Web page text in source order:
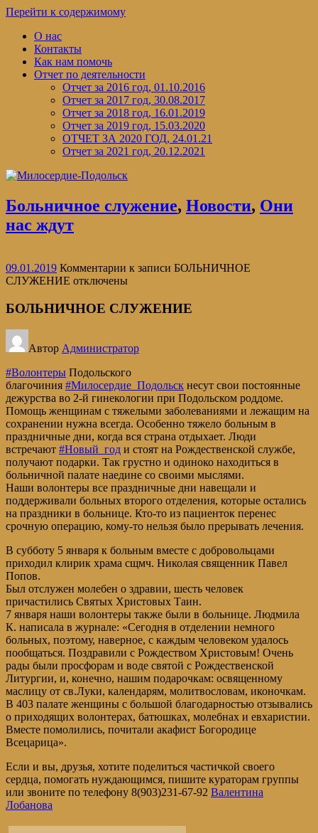
Перейти к содержимому
О нас
Контакты
Как нам помочь
Отчет по деятельности
Отчет за 2016 год, 01.10.2016
Отчет за 2017 год, 30.08.2017
Отчет за 2018 год, 16.01.2019
Отчет за 2019 год, 15.03.2020
ОТЧЕТ ЗА 2020 ГОД, 24.01.21
Отчет за 2021 год, 20.12.2021
Больничное служение, Новости, Они
нас ждут
09.01.2019 Комментарии к записи БОЛЬНИЧНОЕ
СЛУЖЕНИЕ отключены
БОЛЬНИЧНОЕ СЛУЖЕНИЕ
Автор Администратор
#Волонтеры Подольского
благочиния #Милосердие_Подольск несут свои постоянные
дежурства во 2-й гинекологии при Подольском роддоме.
Помощь женщинам с тяжелыми заболеваниями и лежащим на
сохранении нужна всегда. Особенно тяжело больным в
праздничные дни, когда вся страна отдыхает. Люди
встречают #Новый_год и стоят на Рождественской службе,
получают подарки. Так грустно и одиноко находиться в
больничной палате наедине со своими мыслями.
Наши волонтеры все праздничные дни навещали и
поддерживали больных второго отделения, которые остались
на праздники в больнице. Кто-то из пациенток перенес
срочную операцию, кому-то нельзя было прерывать лечения.
В субботу 5 января к больным вместе с добровольцами
приходил клирик храма сщмч. Николая священник Павел
Попов.
Был отслужен молебен о здравии, шесть человек
причастились Святых Христовых Таин.
7 января наши волонтеры также были в больнице. Людмила
К. написала в журнале: «Сегодня в отделении немного
больных, поэтому, наверное, с каждым человеком удалось
пообщаться. Поздравили с Рождеством Христовым! Очень
рады были просфорам и воде святой с Рождественской
Литургии, и, конечно, нашим подарочкам: освященному
маслицу от св.Луки, календарям, молитвословам, иконочкам.
В 403 палате женщины с большой благодарностью отзывались
о приходящих волонтерах, батюшках, молебнах и евхаристии.
Вместе помолились, почитали акафист Богородице
Всецарица».
Если и вы, друзья, хотите поделиться частичкой своего
сердца, помогать нуждающимся, пишите кураторам группы
или звоните по телефону 8(903)231-67-92 Валентина
Лобанова